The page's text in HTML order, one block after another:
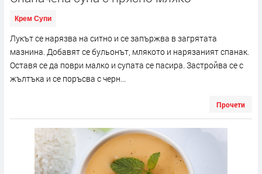
Крем Супи
Лукът се нарязва на ситно и се запържва в загрятата
мазнина. Добавят се бульонът, млякото и нарязаният спанак.
Оставя се да поври малко и супата се пасира. Застройва се с
жълтъка и се поръсва с черн...
Прочети